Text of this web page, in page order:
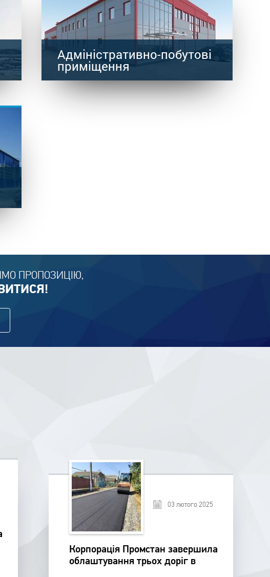
Адміністративно-побутові
приміщення
ПРОПОЗИЦІЮ,
03 лютого 2025
Корпорація Промстан завершила
облаштування трьох доріг в